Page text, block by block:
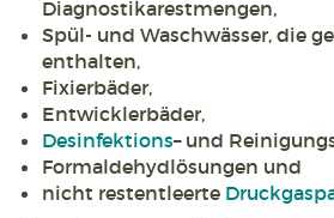
Diagnostikarestmengen,
Spül- und Waschwässer, die
enthalten,
Fixierbäder,
Entwicklerbäder,
Desinfektions– und
Formaldehydlösungen und
nicht restentleerte